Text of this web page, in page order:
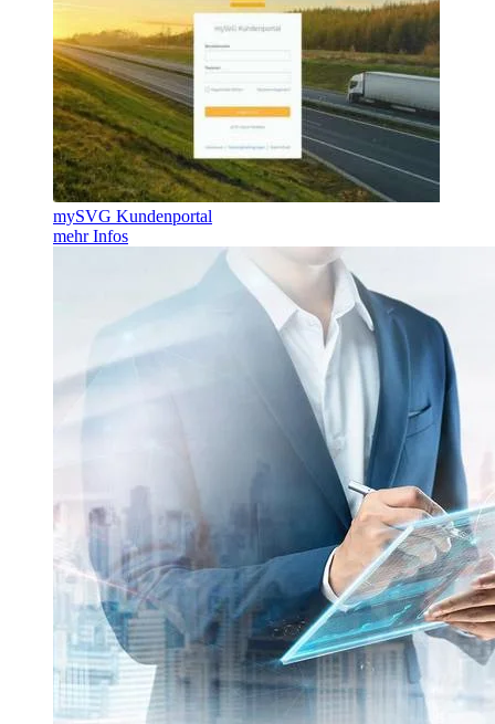
mySVG Kundenportal
mehr Infos